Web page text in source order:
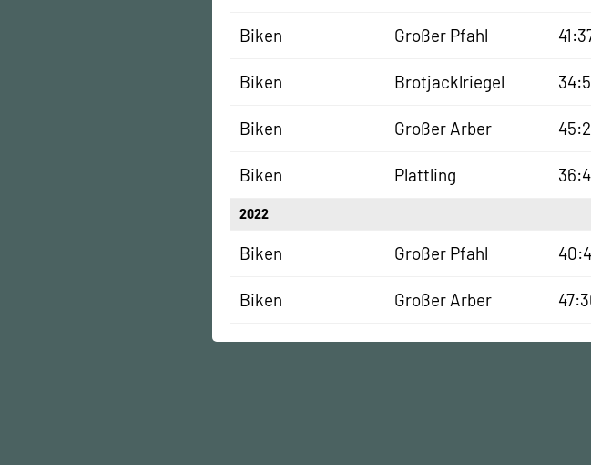
Biken Großer Pfahl
Biken Brotjacklriegel
Biken Großer Arber
Biken Plattling
2022
Biken Großer Pfahl
Biken Großer Arber